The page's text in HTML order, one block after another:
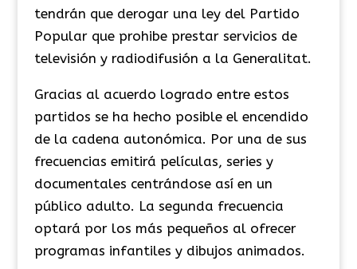
tendrán que derogar una ley del Partido
Popular que prohibe prestar servicios de
televisión y radiodifusión a la Generalitat.
Gracias al acuerdo logrado entre estos
partidos se ha hecho posible el encendido
de la cadena autonómica. Por una de sus
frecuencias emitirá películas, series y
documentales centrándose así en un
público adulto. La segunda frecuencia
optará por los más pequeños al ofrecer
programas infantiles y dibujos animados.